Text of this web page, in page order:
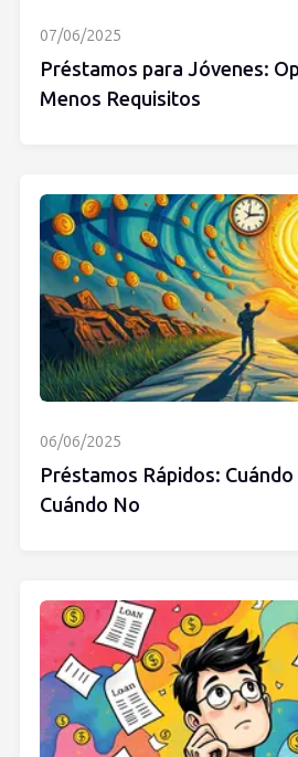
07/06/2025
Préstamos para Jóvenes:
Menos Requisitos
06/06/2025
Préstamos Rápidos:
Cuándo No